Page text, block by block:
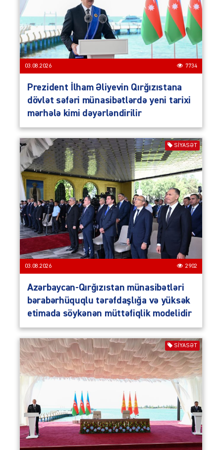
03.08.2026 7734
Prezident İlham Əliyevin Qırğızıstana
dövlət səfəri münasibətlərdə yeni tarixi
mərhələ kimi dəyərləndirilir
SIYASƏT
03.08.2026 2902
Azərbaycan-Qırğızıstan münasibətləri
bərabərhüquqlu tərəfdaşlığa və yüksək
etimada söykənən müttəfiqlik modelidir
SIYASƏT